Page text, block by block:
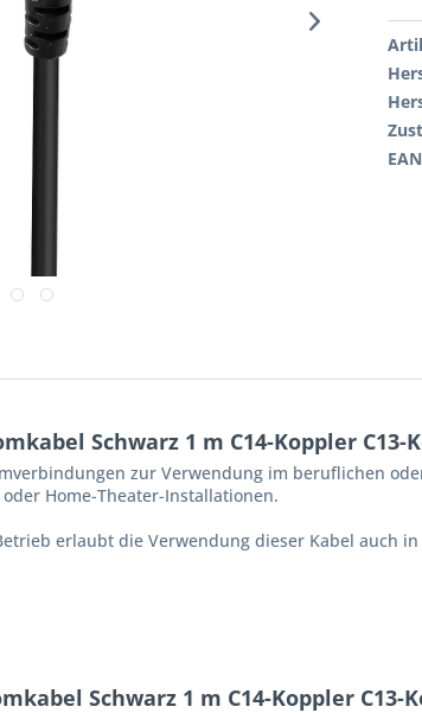
Schwarz 1 m C14-Koppler C13-
zur Verwendung im beruflichen
Home-Theater-Installationen.
erlaubt die Verwendung dieser Kabel auch
Schwarz 1 m C14-Koppler C13-